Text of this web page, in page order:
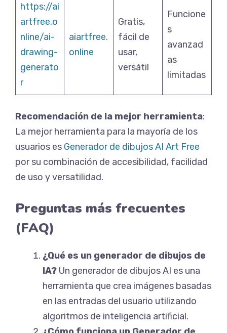
https://ai
artfree.o
nline/ai-
drawing-
generato
r
aiartfree.
online
Gratis,
fácil de
usar,
versátil
Funcione
s
avanzad
as
limitadas
Recomendación de la mejor herramienta:
La mejor herramienta para la mayoría de los
usuarios es Generador de dibujos AI Art Free
por su combinación de accesibilidad, facilidad
de uso y versatilidad.
Preguntas más frecuentes
(FAQ)
¿Qué es un generador de dibujos de
IA? Un generador de dibujos AI es una
herramienta que crea imágenes basadas
en las entradas del usuario utilizando
algoritmos de inteligencia artificial.